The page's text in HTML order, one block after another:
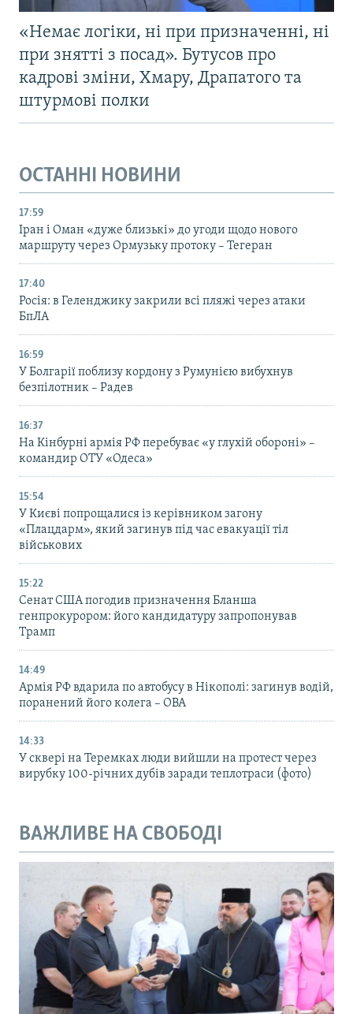
«Немає логіки, ні при призначенні, ні
при знятті з посад». Бутусов про
кадрові зміни, Хмару, Драпатого та
штурмові полки
ОСТАННІ НОВИНИ
17:59
Іран і Оман «дуже близькі» до угоди щодо нового
маршруту через Ормузьку протоку – Тегеран
17:40
Росія: в Геленджику закрили всі пляжі через атаки
БпЛА
16:59
У Болгарії поблизу кордону з Румунією вибухнув
безпілотник – Радев
16:37
На Кінбурні армія РФ перебуває «у глухій обороні» –
командир ОТУ «Одеса»
15:54
У Києві попрощалися із керівником загону
«Плацдарм», який загинув під час евакуації тіл
військових
15:22
Сенат США погодив призначення Бланша
генпрокурором: його кандидатуру запропонував
Трамп
14:49
Армія РФ вдарила по автобусу в Нікополі: загинув водій,
поранений його колега – ОВА
14:33
У сквері на Теремках люди вийшли на протест через
вирубку 100-річних дубів заради теплотраси (фото)
ВАЖЛИВЕ НА СВОБОДІ